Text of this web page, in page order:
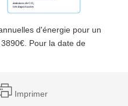
d'énergie pour un
Pour la date de
Imprimer